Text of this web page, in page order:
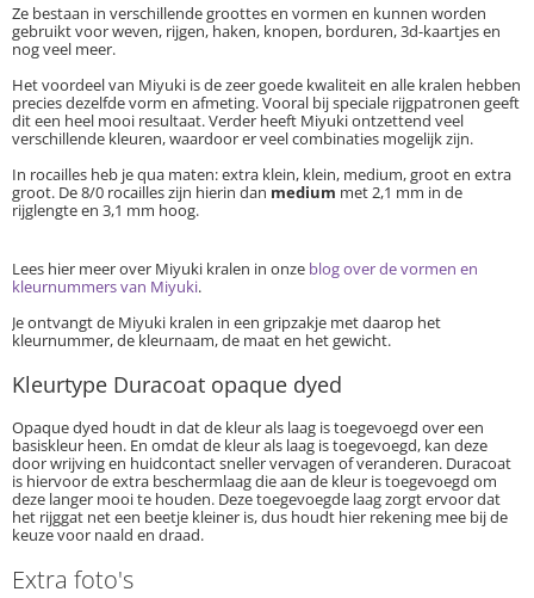
Ze bestaan in verschillende groottes en vormen en kunnen worden
gebruikt voor weven, rijgen, haken, knopen, borduren, 3d-kaartjes en
nog veel meer.
Het voordeel van Miyuki is de zeer goede kwaliteit en alle kralen hebben
precies dezelfde vorm en afmeting. Vooral bij speciale rijgpatronen geeft
dit een heel mooi resultaat. Verder heeft Miyuki ontzettend veel
verschillende kleuren, waardoor er veel combinaties mogelijk zijn.
In rocailles heb je qua maten: extra klein, klein, medium, groot en extra
groot. De 8/0 rocailles zijn hierin dan medium met 2,1 mm in de
rijglengte en 3,1 mm hoog.
Lees hier meer over Miyuki kralen in onze blog over de vormen en
kleurnummers van Miyuki.
Je ontvangt de Miyuki kralen in een gripzakje met daarop het
kleurnummer, de kleurnaam, de maat en het gewicht.
Kleurtype Duracoat opaque dyed
Opaque dyed houdt in dat de kleur als laag is toegevoegd over een
basiskleur heen. En omdat de kleur als laag is toegevoegd, kan deze
door wrijving en huidcontact sneller vervagen of veranderen. Duracoat
is hiervoor de extra beschermlaag die aan de kleur is toegevoegd om
deze langer mooi te houden. Deze toegevoegde laag zorgt ervoor dat
het rijggat net een beetje kleiner is, dus houdt hier rekening mee bij de
keuze voor naald en draad.
Extra foto's